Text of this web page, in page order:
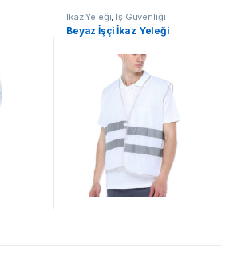
İkaz Yeleği İş Güvenliği
Beyaz İşçi İkaz Yeleği